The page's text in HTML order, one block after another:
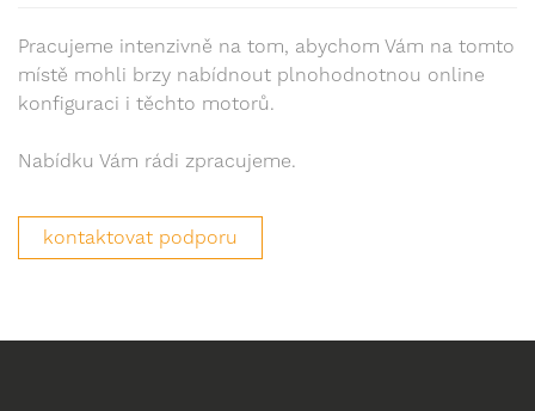
Pracujeme intenzivně na tom, abychom Vám na tomto
místě mohli brzy nabídnout plnohodnotnou online
konfiguraci i těchto motorů.
Nabídku Vám rádi zpracujeme.
kontaktovat podporu